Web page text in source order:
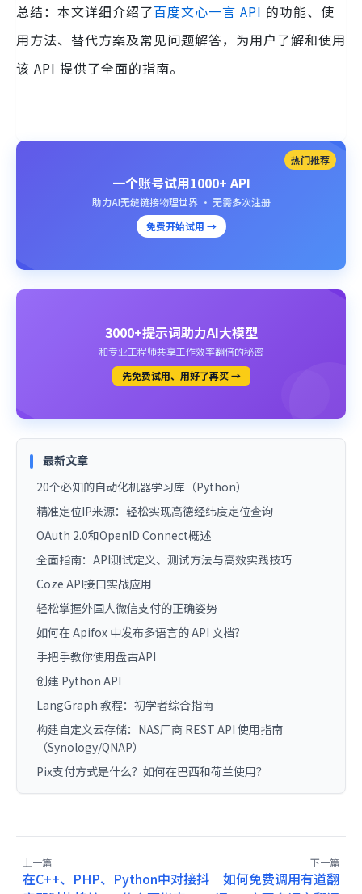
总结：本文详细介绍了百度文心一言 API 的功能、使
用方法、替代方案及常见问题解答，为用户了解和使用
该 API 提供了全面的指南。
热门推荐
一个账号试用1000+ API
助力AI无缝链接物理世界 · 无需多次注册
免费开始试用 →
3000+提示词助力AI大模型
和专业工程师共享工作效率翻倍的秘密
先免费试用、用好了再买 →
最新文章
20个必知的自动化机器学习库（Python）
精准定位IP来源：轻松实现高德经纬度定位查询
OAuth 2.0和OpenID Connect概述
全面指南：API测试定义、测试方法与高效实践技巧
Coze API接口实战应用
轻松掌握外国人微信支付的正确姿势
如何在 Apifox 中发布多语言的 API 文档？
手把手教你使用盘古API
创建 Python API
LangGraph 教程：初学者综合指南
构建自定义云存储：NAS厂商 REST API 使用指南
（Synology/QNAP）
Pix支付方式是什么？如何在巴西和荷兰使用？
上一篇
在C++、PHP、Python中对接抖
下一篇
如何免费调用有道翻